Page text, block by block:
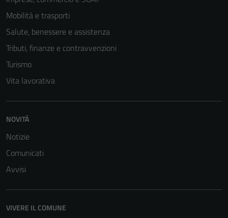
Mobilità e trasporti
Salute, benessere e assistenza
Tributi, finanze e contravvenzioni
Turismo
Vita lavorativa
NOVITÀ
Notizie
Comunicati
Avvisi
VIVERE IL COMUNE
Questi cookie